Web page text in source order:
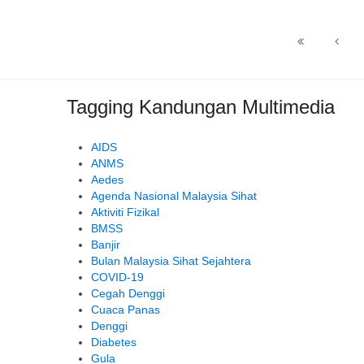
Tagging Kandungan Multimedia
AIDS
ANMS
Aedes
Agenda Nasional Malaysia Sihat
Aktiviti Fizikal
BMSS
Banjir
Bulan Malaysia Sihat Sejahtera
COVID-19
Cegah Denggi
Cuaca Panas
Denggi
Diabetes
Gula